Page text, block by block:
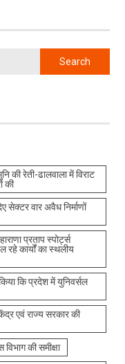
की रेती-ढालवाला में विराट
की
सेक्टर वार अवैध निर्माणों
प्रताप स्पोर्ट्स
रहे कार्यों का स्थलीय
कि प्रदेश में युनिवर्सल
एवं राज्य सरकार की
की समीक्षा